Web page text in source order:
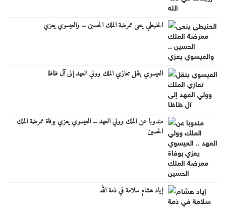
الحنيطي ينعى ممرضة الملك الحسين .. والعيسوي يعزي
العيسوي ينقل تعازي الملك وولي العهد إلى آل ظاظا
مندوبا عن الملك وولي العهد .. العيسوي يعزي بوفاة ممرضة الملك
الحسين
إياد هشام سلامة في ذمة الله